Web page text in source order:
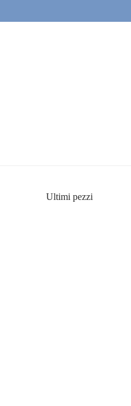
Ultimi pezzi